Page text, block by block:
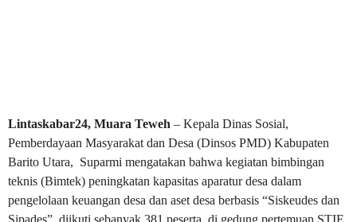
Lintaskabar24, Muara Teweh – Kepala Dinas Sosial,
Pemberdayaan Masyarakat dan Desa (Dinsos PMD) Kabupaten
Barito Utara, Suparmi mengatakan bahwa kegiatan bimbingan
teknis (Bimtek) peningkatan kapasitas aparatur desa dalam
pengelolaan keuangan desa dan aset desa berbasis “Siskeudes dan
Sipades”, diikuti sebanyak 381 peserta di gedung pertemuan STIE